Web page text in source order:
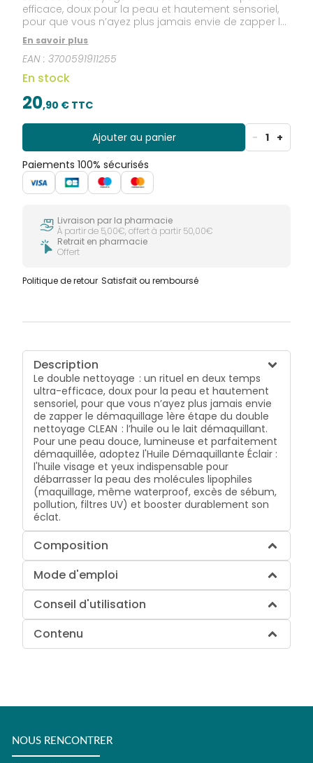
efficace, doux pour la peau et hautement sensoriel,
pour que vous n’ayez plus jamais envie de zapper le
démaquillage 1ère étape du double nettoyage
CLEAN : l’huile ou le lait démaquillant. Pour une peau
douce, lumineuse et parfaitement démaquillée,
adoptez l'Huile Démaquillante Éclair : l'huile visage et
yeux indispensable pour débarrasser la peau des
molécules lipophiles (maquillage, même waterproof,
excès de sébum, pollution, filtres UV) et booster
durablement son éclat.
En savoir plus
EAN :3700591911255
En stock
20,90 € TTC
Ajouter au panier - 1 +
Paiements 100% sécurisés
Livraison par la pharmacie
À partir de 5,00€, offert à partir 50,00€
Retrait en pharmacie
Offert
Politique de retour Satisfait ou remboursé
Description
Le double nettoyage : un rituel en deux temps
ultra-efficace, doux pour la peau et hautement
sensoriel, pour que vous n’ayez plus jamais envie
de zapper le démaquillage 1ère étape du double
nettoyage CLEAN : l’huile ou le lait démaquillant.
Pour une peau douce, lumineuse et parfaitement
démaquillée, adoptez l'Huile Démaquillante Éclair :
l'huile visage et yeux indispensable pour
débarrasser la peau des molécules lipophiles
(maquillage, même waterproof, excès de sébum,
pollution, filtres UV) et booster durablement son
éclat.
Composition
Mode d'emploi
Conseil d'utilisation
Contenu
NOUS RENCONTRER